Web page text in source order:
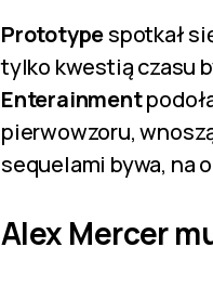
Prototypespotkał
tylko kwestią czasu
Enterainment
pierwowzoru,
sequelami bywa, na
Alex Mercer